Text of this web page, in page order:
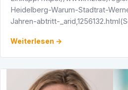
Heidelberg-Warum-Stadtrat-
Jahren-abtritt-
Weiterlesen →